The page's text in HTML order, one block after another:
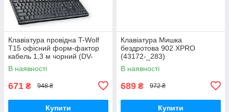
Клавіатура провідна T-Wolf
T15 офісний форм-фактор
кабель 1,3 м чорний (DV-
169475_302)
В наявності
671 ₴ 948 ₴
Купити
Клавіатура Мишка
бездротова 902 XPRO
(43172-_283)
В наявності
689 ₴ 972 ₴
Купити